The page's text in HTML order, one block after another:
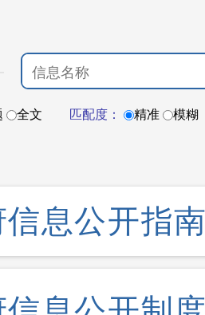
全文 匹配度： 精准 模糊
府信息公开指